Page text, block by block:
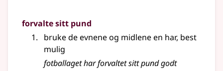
forvalte sitt pund
bruke de evnene og midlene en har, best
mulig
fotballaget har forvaltet sitt pund godt